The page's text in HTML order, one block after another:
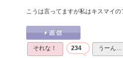
こうは言ってますが私はキスマイの
それな！ 234 うーん…